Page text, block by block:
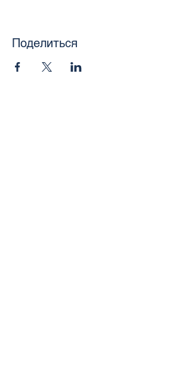
Поделиться